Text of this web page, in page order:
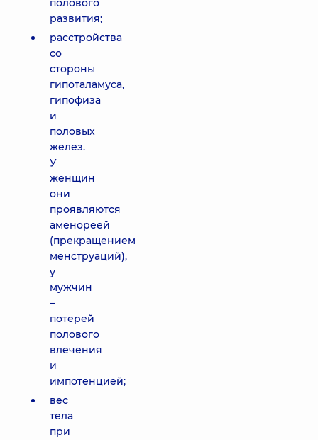
полового
развития;
расстройства
со
стороны
гипоталамуса,
гипофиза
и
половых
желез.
У
женщин
они
проявляются
аменореей
(прекращением
менструаций),
у
мужчин
–
потерей
полового
влечения
и
импотенцией;
вес
тела
при